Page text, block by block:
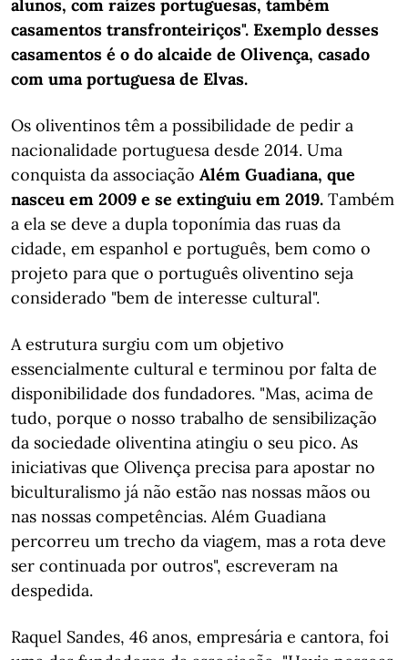
alunos, com raízes portuguesas, também
casamentos transfronteiriços". Exemplo desses
casamentos é o do alcaide de Olivença, casado
com uma portuguesa de Elvas.
Os oliventinos têm a possibilidade de pedir a
nacionalidade portuguesa desde 2014. Uma
conquista da associação Além Guadiana, que
nasceu em 2009 e se extinguiu em 2019. Também
a ela se deve a dupla toponímia das ruas da
cidade, em espanhol e português, bem como o
projeto para que o português oliventino seja
considerado "bem de interesse cultural".
A estrutura surgiu com um objetivo
essencialmente cultural e terminou por falta de
disponibilidade dos fundadores. "Mas, acima de
tudo, porque o nosso trabalho de sensibilização
da sociedade oliventina atingiu o seu pico. As
iniciativas que Olivença precisa para apostar no
biculturalismo já não estão nas nossas mãos ou
nas nossas competências. Além Guadiana
percorreu um trecho da viagem, mas a rota deve
ser continuada por outros", escreveram na
despedida.
Raquel Sandes, 46 anos, empresária e cantora, foi